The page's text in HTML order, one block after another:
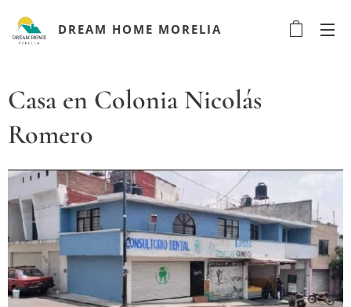
DREAM HOME MORELIA
Casa en Colonia Nicolás
Romero